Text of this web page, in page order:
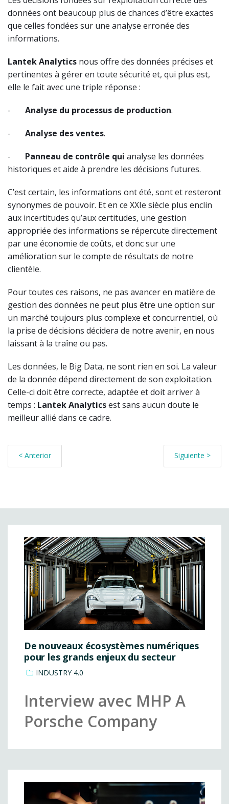
données ont beaucoup plus de chances d’être exactes
que celles fondées sur une analyse erronée des
informations.
Lantek Analytics nous offre des données précises et
pertinentes à gérer en toute sécurité et, qui plus est,
elle le fait avec une triple réponse :
- Analyse du processus de production.
- Analyse des ventes.
- Panneau de contrôle qui analyse les données
historiques et aide à prendre les décisions futures.
C’est certain, les informations ont été, sont et resteront
synonymes de pouvoir. Et en ce XXIe siècle plus enclin
aux incertitudes qu’aux certitudes, une gestion
appropriée des informations se répercute directement
par une économie de coûts, et donc sur une
amélioration sur le compte de résultats de notre
clientèle.
Pour toutes ces raisons, ne pas avancer en matière de
gestion des données ne peut plus être une option sur
un marché toujours plus complexe et concurrentiel, où
la prise de décisions décidera de notre avenir, en nous
laissant à la traîne ou pas.
Les données, le Big Data, ne sont rien en soi. La valeur
de la donnée dépend directement de son exploitation.
Celle-ci doit être correcte, adaptée et doit arriver à
temps : Lantek Analyticsest sans aucun doute le
meilleur allié dans ce cadre.
< Anterior Siguiente >
De nouveaux écosystèmes numériques
pour les grands enjeux du secteur
INDUSTRY 4.0
Interview avec MHP A
Porsche Company